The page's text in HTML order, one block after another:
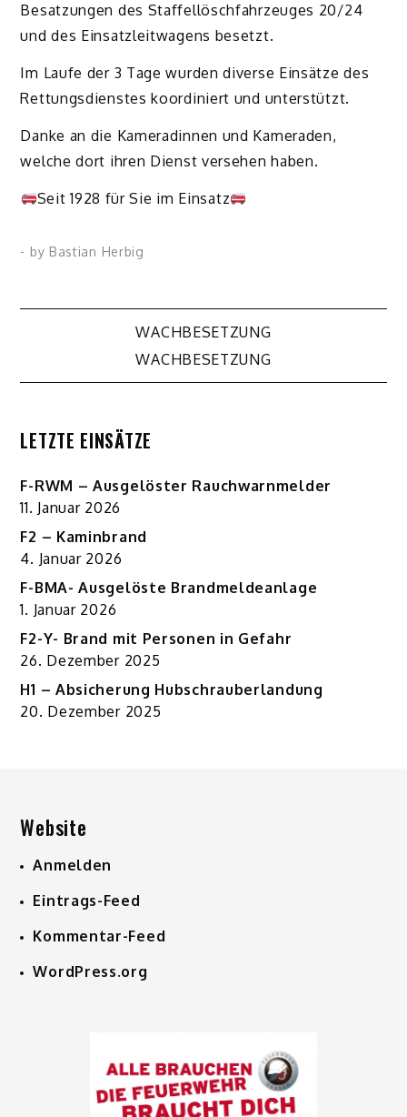
Besatzungen des Staffellöschfahrzeuges 20/24
und des Einsatzleitwagens besetzt.
Im Laufe der 3 Tage wurden diverse Einsätze des
Rettungsdienstes koordiniert und unterstützt.
Danke an die Kameradinnen und Kameraden,
welche dort ihren Dienst versehen haben.
Seit 1928 für Sie im Einsatz
- by Bastian Herbig
Beitragsnavigation
WACHBESETZUNG
WACHBESETZUNG
LETZTE EINSÄTZE
F-RWM – Ausgelöster Rauchwarnmelder
11. Januar 2026
F2 – Kaminbrand
4. Januar 2026
F-BMA- Ausgelöste Brandmeldeanlage
1. Januar 2026
F2-Y- Brand mit Personen in Gefahr
26. Dezember 2025
H1 – Absicherung Hubschrauberlandung
20. Dezember 2025
Website
Anmelden
Eintrags-Feed
Kommentar-Feed
WordPress.org